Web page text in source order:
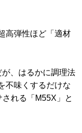
高弾性ほど「適材
、はるかに調理法
不味くするだけな
れる「M55X」と